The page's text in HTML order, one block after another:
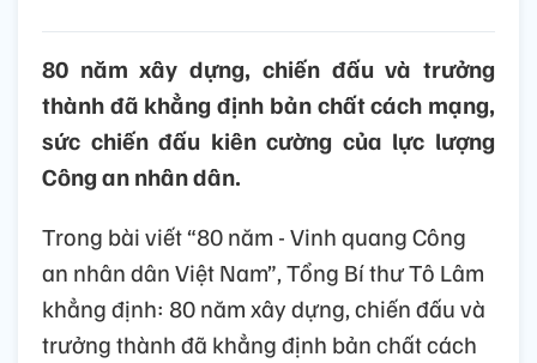
80 năm xây dựng, chiến đấu và trưởng
thành đã khẳng định bản chất cách mạng,
sức chiến đấu kiên cường của lực lượng
Công an nhân dân.
Trong bài viết “80 năm - Vinh quang Công
an nhân dân Việt Nam”, Tổng Bí thư Tô Lâm
khẳng định: 80 năm xây dựng, chiến đấu và
trưởng thành đã khẳng định bản chất cách